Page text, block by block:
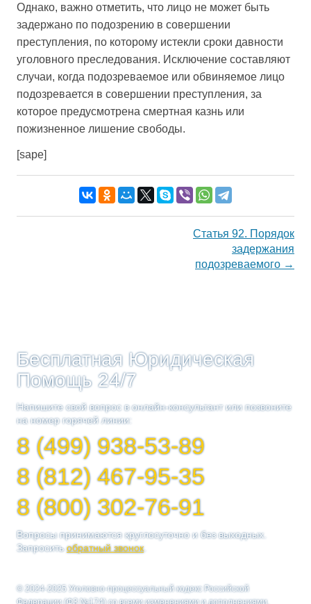
Однако, важно отметить, что лицо не может быть
задержано по подозрению в совершении
преступления, по которому истекли сроки давности
уголовного преследования. Исключение составляют
случаи, когда подозреваемое или обвиняемое лицо
подозревается в совершении преступления, за
которое предусмотрена смертная казнь или
пожизненное лишение свободы.
[sape]
Статья 92. Порядок
задержания
подозреваемого →
Бесплатная Юридическая
Помощь 24/7
Напишите свой вопрос в онлайн-консультант или позвоните
на номер горячей линии:
8 (499) 938-53-89
8 (812) 467-95-35
8 (800) 302-76-91
Вопросы принимаются круглосуточно и без выходных.
Запроситьобратный звонок.
© 2024-2025 Уголовно-процессуальный кодекс Российской
Федерации (ФЗ №174) со всеми изменениями и дополнениями.